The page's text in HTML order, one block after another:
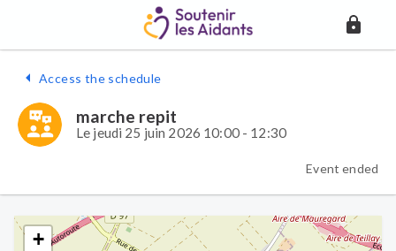
Access the schedule
marche repit
Le jeudi 25 juin 2026 10:00 - 12:30
Event ended
+